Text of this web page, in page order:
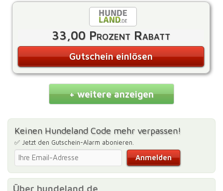
33,00 Prozent Rabatt
Gutschein einlösen
+ weitere anzeigen
Keinen Hundeland Code mehr verpassen!
✅ Jetzt den Gutschein-Alarm abonieren.
Über hundeland.de